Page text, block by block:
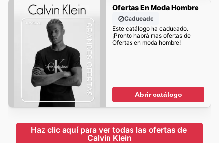
Ofertas En Moda Hombre
Caducado
Este catálogo ha caducado.
¡Pronto habrá mas ofertas de
Ofertas en moda hombre!
Abrir catálogo
Haz clic aquí para ver todas las ofertas de
Calvin Klein